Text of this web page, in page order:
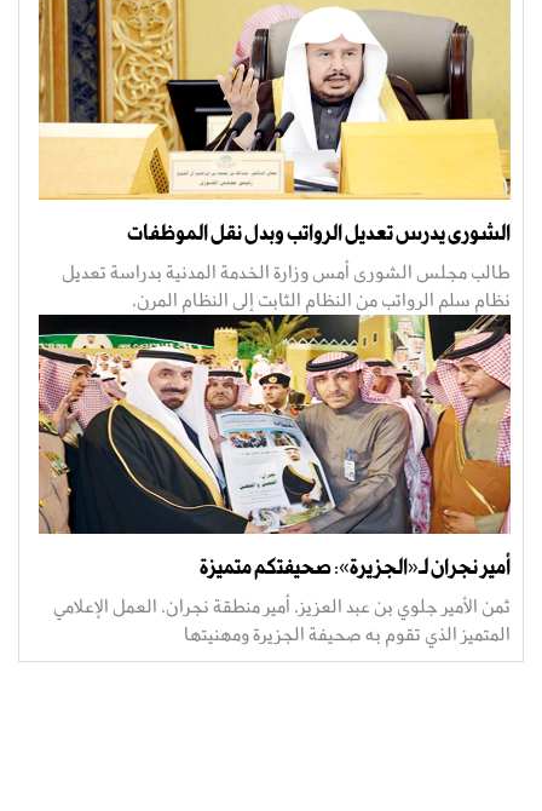
الشورى يدرس تعديل الرواتب وبدل نقل الموظفات
طالب مجلس الشورى أمس وزارة الخدمة المدنية بدراسة تعديل
نظام سلم الرواتب من النظام الثابت إلى النظام المرن،
أمير نجران لـ«الجزيرة»: صحيفتكم متميزة
ثمن الأمير جلوي بن عبد العزيز، أمير منطقة نجران، العمل الإعلامي
المتميز الذي تقوم به صحيفة الجزيرة ومهنيتها